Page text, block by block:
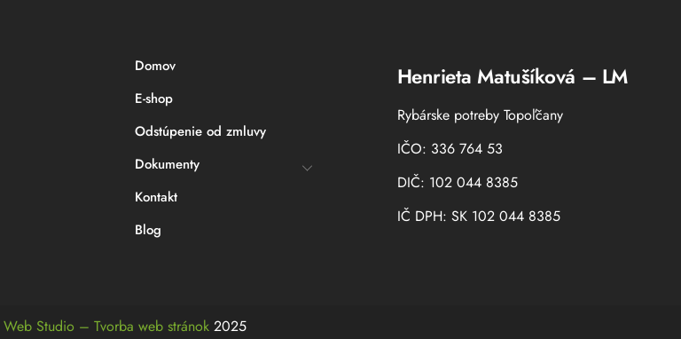
Domov
E-shop
Odstúpenie od zmluvy
Dokumenty
Kontakt
Blog
Henrieta Matušíková – LM
Rybárske potreby Topoľčany
IČO: 336 764 53
DIČ: 102 044 8385
IČ DPH: SK 102 044 8385
Web Studio – Tvorba web stránok2025